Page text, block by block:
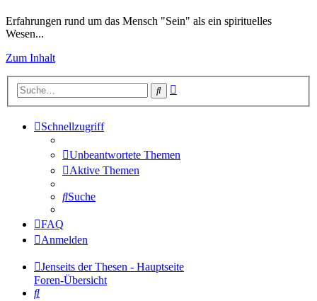
Erfahrungen rund um das Mensch "Sein" als ein spirituelles
Wesen...
Zum Inhalt
Suche
Schnellzugriff
Unbeantwortete Themen
Aktive Themen
Suche
FAQ
Anmelden
Jenseits der Thesen - Hauptseite
Foren-Übersicht
Suche